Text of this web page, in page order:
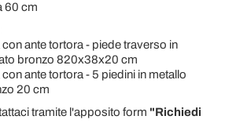
60 cm
ante tortora - piede traverso in
bronzo 820x38x20 cm
ante tortora - 5 piedini in metallo
20 cm
tramite l'apposito form "Richiedi